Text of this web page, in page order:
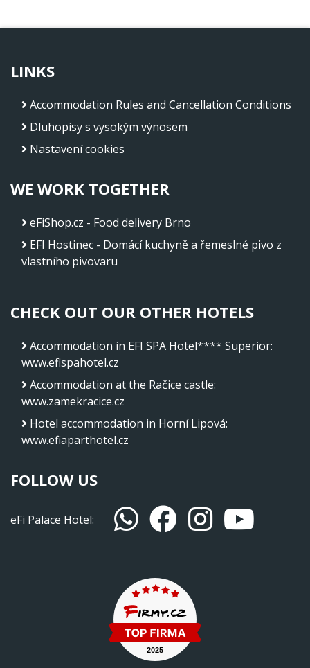
LINKS
Accommodation Rules and Cancellation Conditions
Dluhopisy s vysokým výnosem
Nastavení cookies
WE WORK TOGETHER
eFiShop.cz - Food delivery Brno
EFI Hostinec - Domácí kuchyně a řemeslné pivo z
vlastního pivovaru
CHECK OUT OUR OTHER HOTELS
Accommodation in EFI SPA Hotel**** Superior:
www.efispahotel.cz
Accommodation at the Račice castle:
www.zamekracice.cz
Hotel accommodation in Horní Lipová:
www.efiaparthotel.cz
FOLLOW US
eFi Palace Hotel: